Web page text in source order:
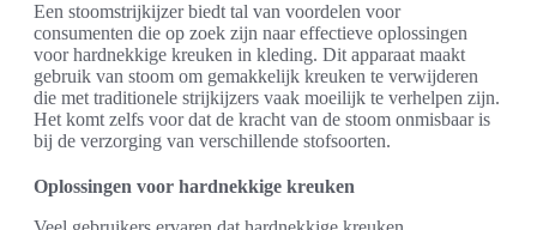
Een stoomstrijkijzer biedt tal van voordelen voor
consumenten die op zoek zijn naar effectieve oplossingen
voor hardnekkige kreuken in kleding. Dit apparaat maakt
gebruik van stoom om gemakkelijk kreuken te verwijderen
die met traditionele strijkijzers vaak moeilijk te verhelpen zijn.
Het komt zelfs voor dat de kracht van de stoom onmisbaar is
bij de verzorging van verschillende stofsoorten.
Oplossingen voor hardnekkige kreuken